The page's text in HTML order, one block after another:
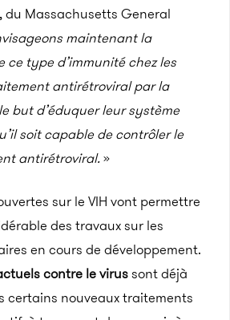
, du Massachusetts General
maintenant la
ce type d’immunité chez les
antirétroviral par la
but d’éduquer leur système
soit capable de contrôler le
antirétroviral.»
sur le VIH vont permettre
des travaux sur les
en cours de développement.
contre le virussont déjà
certains nouveaux traitements